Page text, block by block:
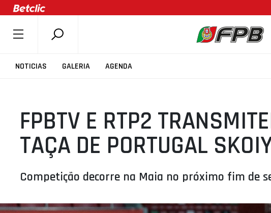
NOTICIAS GALERIA AGENDA
SOBRE A FPB
COMPETIÇÕES
ASSOCIAÇÕES
CLUBES
AGENTES
AGENDA
SELEÇÕES
FPBTV E RTP2
TAÇA DE PORTUGAL
Competição decorre na Maia no próximo fim de